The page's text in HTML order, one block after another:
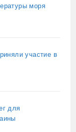
моря
участие в
для